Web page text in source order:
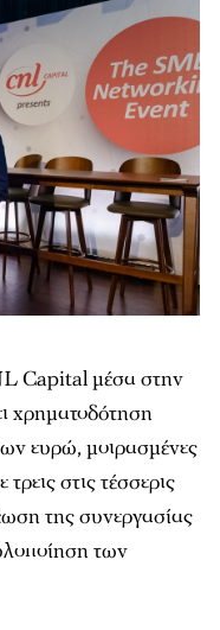
Capital μέσα στην
χρηματοδότηση
ευρώ, μοιρασμένες
στις τέσσερις
της συνεργασίας
των